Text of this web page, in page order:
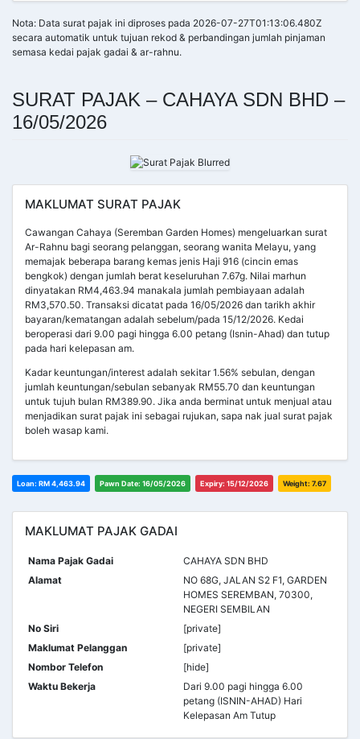
Nota: Data surat pajak ini diproses pada 2026-07-27T01:13:06.480Z
secara automatik untuk tujuan rekod & perbandingan jumlah pinjaman
semasa kedai pajak gadai & ar-rahnu.
SURAT PAJAK – CAHAYA SDN BHD –
16/05/2026
MAKLUMAT SURAT PAJAK
Cawangan Cahaya (Seremban Garden Homes) mengeluarkan surat
Ar-Rahnu bagi seorang pelanggan, seorang wanita Melayu, yang
memajak beberapa barang kemas jenis Haji 916 (cincin emas
bengkok) dengan jumlah berat keseluruhan 7.67g. Nilai marhun
dinyatakan RM4,463.94 manakala jumlah pembiayaan adalah
RM3,570.50. Transaksi dicatat pada 16/05/2026 dan tarikh akhir
bayaran/kematangan adalah sebelum/pada 15/12/2026. Kedai
beroperasi dari 9.00 pagi hingga 6.00 petang (Isnin-Ahad) dan tutup
pada hari kelepasan am.
Kadar keuntungan/interest adalah sekitar 1.56% sebulan, dengan
jumlah keuntungan/sebulan sebanyak RM55.70 dan keuntungan
untuk tujuh bulan RM389.90. Jika anda berminat untuk menjual atau
menjadikan surat pajak ini sebagai rujukan, sapa nak jual surat pajak
boleh wasap kami.
Loan: RM 4,463.94 Pawn Date: 16/05/2026 Expiry: 15/12/2026 Weight: 7.67
MAKLUMAT PAJAK GADAI
Nama Pajak Gadai
CAHAYA SDN BHD
Alamat
NO 68G, JALAN S2 F1, GARDEN
HOMES SEREMBAN, 70300,
NEGERI SEMBILAN
No Siri
[private]
Maklumat Pelanggan
[private]
Nombor Telefon
[hide]
Waktu Bekerja
Dari 9.00 pagi hingga 6.00
petang (ISNIN-AHAD) Hari
Kelepasan Am Tutup